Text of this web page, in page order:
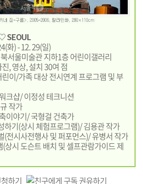
SEOUL
화) - 12. 29(일)
서울미술관 지하1층 어린이갤러리
, 영상, 설치 30여 점
이/가족 대상 전시연계 프로그램 및 부
크샵/ 이정성 테크니션
작가
이야기/ 국형걸 건축가
기(상시 체험프로그램)/ 김용관 작가
전시사전행사 및 퍼포먼스)/ 유병서 작가
시 도슨트 배치 및 셀프관람가이드 제